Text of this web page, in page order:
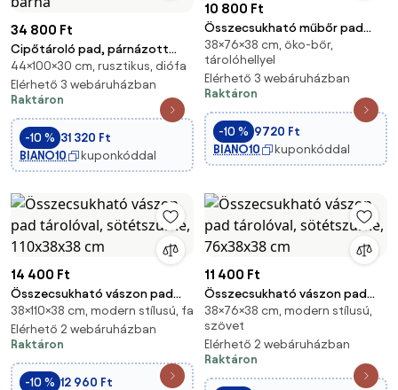
34 800 Ft
Cipőtároló pad, párnázott
ülőfelülettel, 100x30x44 cm,
rusztikus barna
44×100×30 cm, rusztikus, diófa
Elérhető 3 webáruházban
Raktáron
-10 % 31 320 Ft
BIANO10
kuponkóddal
10 800 Ft
Összecsukható műbőr pad
tárolóval, fekete, 76x38x38 cm
38×76×38 cm, öko-bőr,
tárolóhellyel
Elérhető 3 webáruházban
Raktáron
-10 % 9720 Ft
BIANO10
kuponkóddal
14 400 Ft
Összecsukható vászon pad
tárolóval, sötétszürke,
110x38x38 cm
38×110×38 cm, modern stílusú, fa
Elérhető 2 webáruházban
Raktáron
-10 % 12 960 Ft
11 400 Ft
Összecsukható vászon pad
tárolóval, sötétszürke,
76x38x38 cm
38×76×38 cm, modern stílusú,
szövet
Elérhető 2 webáruházban
Raktáron